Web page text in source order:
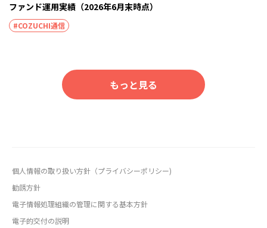
ファンド運用実績（2026年6月末時点）
#COZUCHI通信
もっと見る
個人情報の取り扱い方針（プライバシーポリシー)
勧誘方針
電子情報処理組織の管理に関する基本方針
電子的交付の説明